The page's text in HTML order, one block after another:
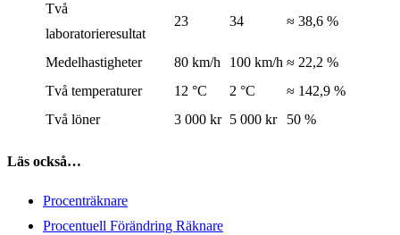
Två
laboratorieresultat
23 34 ≈ 38,6 %
Medelhastigheter 80 km/h 100 km/h ≈ 22,2 %
Två temperaturer
12 °C 2 °C
≈ 142,9 %
Två löner
3 000 kr 5 000 kr 50 %
Läs också…
Procenträknare
Procentuell Förändring Räknare